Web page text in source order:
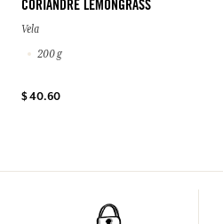
CORIANDRE LEMONGRASS
Vela
200 g
$ 40.60